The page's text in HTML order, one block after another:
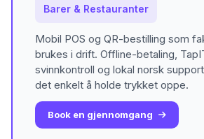
Barer & Restauranter
Mobil POS og QR-bestilling som
brukes i drift. Offline-betaling,
svinnkontroll og lokal norsk
det enkelt å holde trykket oppe.
Book en gjennomgang